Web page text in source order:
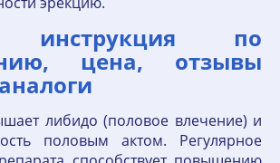
инструкция по
цена, отзывы
либидо (половое влечение) и
половым актом. Регулярное